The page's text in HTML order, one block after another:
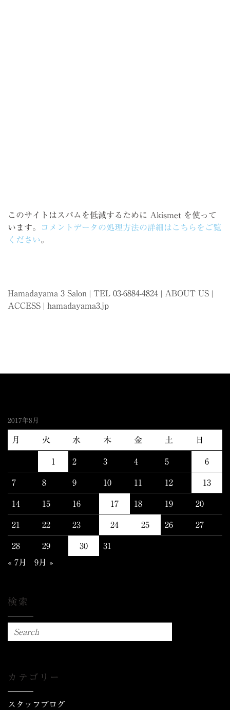
このサイトはスパムを低減するために Akismet を使って
います。
コメントデータの処理方法の詳細はこちらをご覧
ください。
Hamadayama 3 Salon | TEL 03-6884-4824 | ABOUT US |
ACCESS | hamadayama3.jp
2017年8月
月 火 水 木 金 土 日
1 2 3 4 5 6
7 8 9 10 11 12 13
14 15 16 17 18 19 20
21 22 23 24 25 26 27
28 29 30
31
« 7月
9月 »
検索
カテゴリー
スタッフブログ